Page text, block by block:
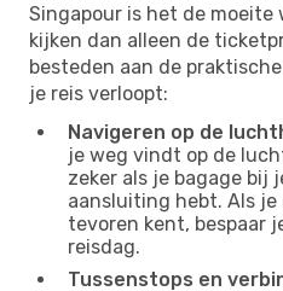
Singapour is het de moeite
kijken dan alleen de
besteden aan de
je reis verloopt:
Navigeren op de
je weg vindt op de
zeker als je bagage bij
aansluiting hebt. Als
tevoren kent, bespaar
reisdag.
Tussenstops en